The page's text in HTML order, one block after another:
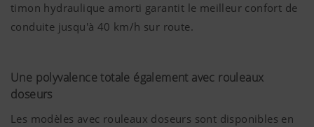
timon hydraulique amorti garantit le meilleur confort de
conduite jusqu'à 40 km/h sur route.
Une polyvalence totale également avec rouleaux
doseurs
Les modèles avec rouleaux doseurs sont disponibles en